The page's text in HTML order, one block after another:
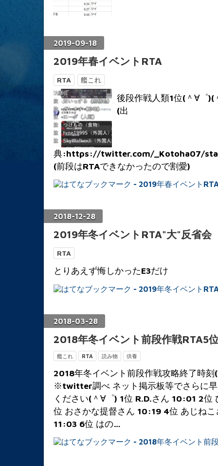
2019-09-18
2019年春イベントRTA
RTA 艦これ
後段作戦人類1位(＾∀゜
(出
典:https://twitter.com/_Kotoha07/
(前段はRTAできなかったので割愛)
2018-12-28
2019年冬イベントRTA"大"反省会
RTA
とりあえず悔しかったE3だけ
2018-03-28
2018年冬イベント前段作戦RTA5
艦これ RTA 読み物 供養
2018年冬イベント前段作戦攻略終了時刻
※twitter調べ ネット掲示板等でさらに早
ください(＾∀゜) 1位 R.D.さん 10:01 2
位 おさかな提督さん 10:19 4位 あじね
11:03 6位 はの…